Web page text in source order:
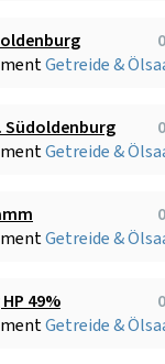
Getreide &
Südoldenburg
Getreide &
Getreide &
49%
Getreide &